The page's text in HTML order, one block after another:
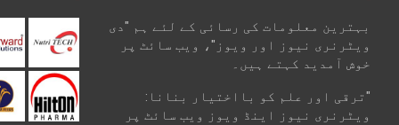
بہترین معلومات کی رسائی کے لئے ہم "دی
ویٹرنری نیوز اور ویوز"، ویب سائٹ پر
خوش آمدید کہتے ہیں۔
"ترقی اور علم کو بااختیار بنانا:
ویٹرنری نیوز اینڈ ویوز ویب سائٹ پر